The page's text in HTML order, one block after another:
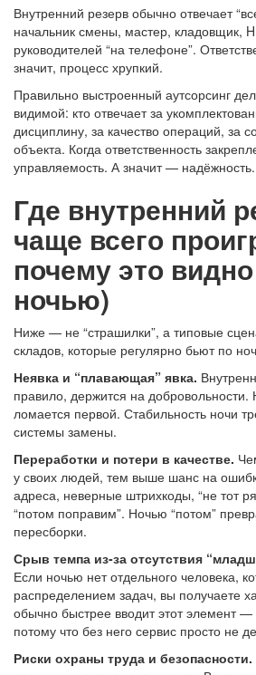
Внутренний резерв обычно отвечает
начальник смены, мастер, кладовщик,
руководителей “на телефоне”.
значит, процесс хрупкий.
Правильно выстроенный аутсорсинг
видимой: кто отвечает за
дисциплину, за качество операций, за
объекта. Когда ответственность
управляемость. А значит — надёжность.
Где внутренний
чаще всего
почему это
ночью)
Ниже — не “страшилки”, а типовые
складов, которые регулярно бьют по
Неявка и “плавающая” явка.
правило, держится на
ломается первой. Стабильность ночи
системы замены.
Переработки и потери в качестве.
у своих людей, тем выше шанс на
адреса, неверные штрихкоды, “не тот
“потом поправим”. Ночью “потом”
пересборки.
Срыв темпа из-за отсутствия
Если ночью нет отдельного человека,
распределением задач, вы получаете
обычно быстрее вводит этот элемент
потому что без него сервис просто не
Риски охраны труда и безопасности.